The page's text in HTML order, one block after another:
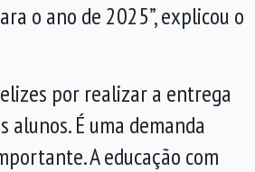
o ano de 2025”, explicou o
por realizar a entrega
alunos. É uma demanda
A educação com